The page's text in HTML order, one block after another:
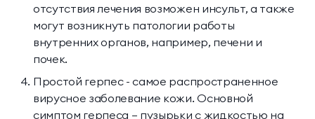
отсутствия лечения возможен инсульт, а также
могут возникнуть патологии работы
внутренних органов, например, печени и
почек.
Простой герпес - самое распространенное
вирусное заболевание кожи. Основной
симптом герпеса – пузырьки с жидкостью на